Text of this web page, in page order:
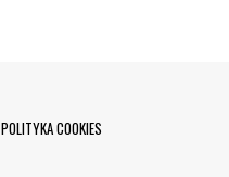
POLITYKA COOKIES